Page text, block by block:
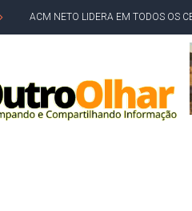
ACM NETO LIDERA EM TODOS OS
LEVARAM CELULARES: Prefeito e
CONVENÇÃO DO PT MARCA
REDES SOCIAIS REFLETEM